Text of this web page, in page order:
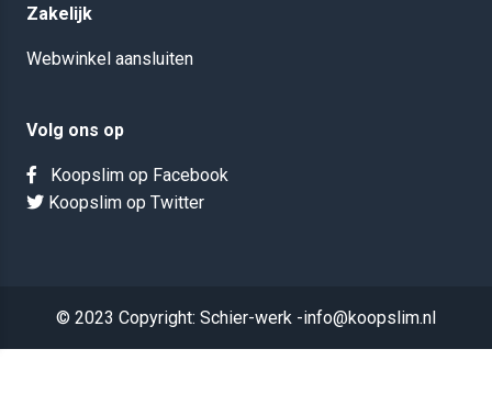
Zakelijk
Webwinkel aansluiten
Volg ons op
Koopslim op Facebook
Koopslim op Twitter
© 2023 Copyright: Schier-werk -info@koopslim.nl